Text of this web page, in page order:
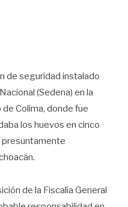
de seguridad instalado
(Sedena) en la
Colima, donde fue
los huevos en cinco
presuntamente
de la Fiscalía General